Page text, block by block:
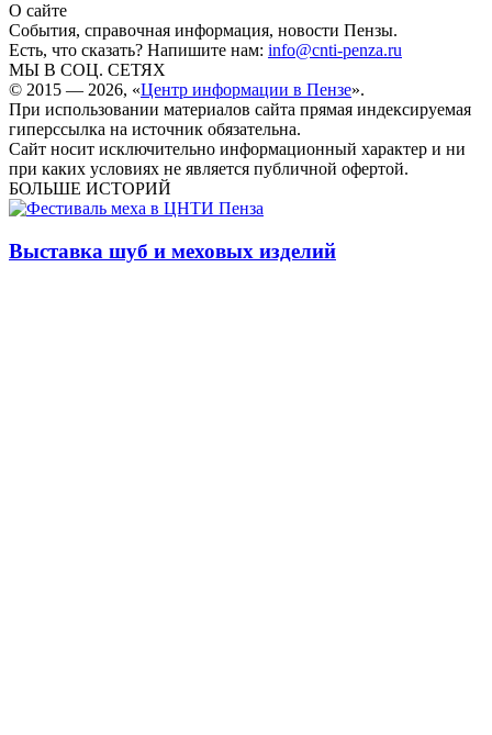
О сайте
События, справочная информация, новости Пензы.
Есть, что сказать? Напишите нам: info@cnti-penza.ru
МЫ В СОЦ. СЕТЯХ
© 2015 — 2026, «Центр информации в Пензе».
При использовании материалов сайта прямая индексируемая
гиперссылка на источник обязательна.
Сайт носит исключительно информационный характер и ни
при каких условиях не является публичной офертой.
БОЛЬШЕ ИСТОРИЙ
Выставка шуб и меховых изделий